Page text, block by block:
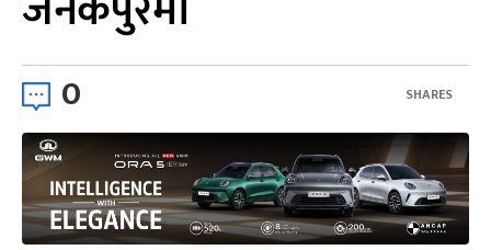
0 SHARES